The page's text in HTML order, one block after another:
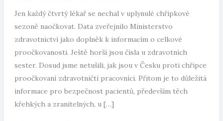
Jen každý čtvrtý lékař se nechal v uplynulé chřipkové
sezoně naočkovat. Data zveřejnilo Ministerstvo
zdravotnictví jako doplněk k informacím o celkové
proočkovanosti. Ještě horší jsou čísla u zdravotních
sester. Dosud jsme netušili, jak jsou v Česku proti chřipce
proočkovaní zdravotničtí pracovníci. Přitom je to důležitá
informace pro bezpečnost pacientů, především těch
křehkých a zranitelných, u […]